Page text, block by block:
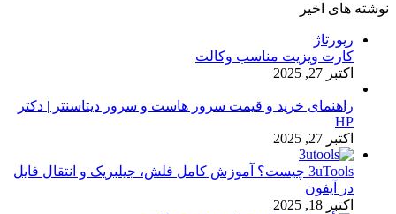
نوشته های اخیر
رپورتاژ
کارت ویزیت مناسب وکالت
اکتبر 27, 2025
راهنمای خرید و قیمت سرور هاست و سرور دیتاسنتر | دکتر
HP
اکتبر 27, 2025
3uTools چیست؟ آموزش کامل فلش، جیلبریک و انتقال فایل
در آیفون
اکتبر 18, 2025